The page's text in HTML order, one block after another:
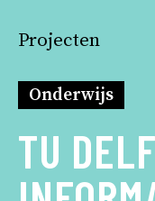
Projecten
Onderwijs
TU